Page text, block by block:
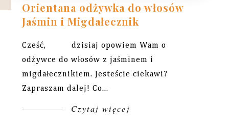
Orientana odżywka do włosów
Jaśmin i Migdałecznik
Cześć, dzisiaj opowiem Wam o
odżywce do włosów z jaśminem i
migdałecznikiem. Jesteście ciekawi?
Zapraszam dalej! Co...
Czytaj więcej